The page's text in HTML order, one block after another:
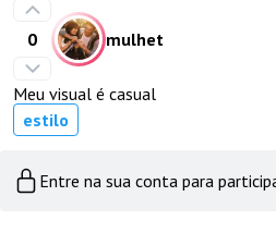
0 mulhet
Meu visual é casual
estilo
Entre na sua conta para